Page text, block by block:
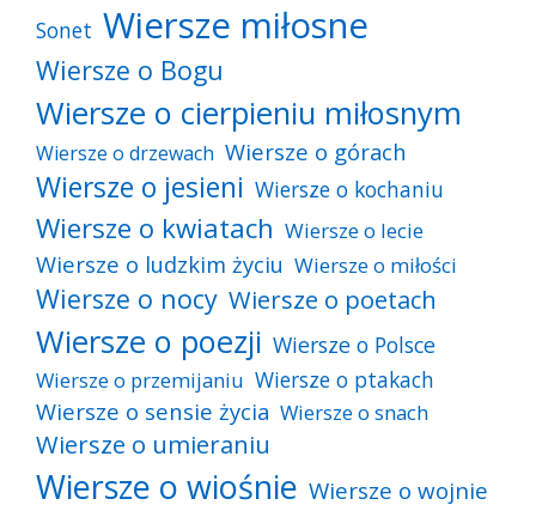
Sonet Wiersze miłosne
Wiersze o Bogu
Wiersze o cierpieniu miłosnym
Wiersze o drzewach Wiersze o górach
Wiersze o jesieni Wiersze o kochaniu
Wiersze o kwiatach Wiersze o lecie
Wiersze o ludzkim życiu Wiersze o miłości
Wiersze o nocy Wiersze o poetach
Wiersze o poezji Wiersze o Polsce
Wiersze o przemijaniu Wiersze o ptakach
Wiersze o sensie życia Wiersze o snach
Wiersze o umieraniu
Wiersze o wiośnie Wiersze o wojnie